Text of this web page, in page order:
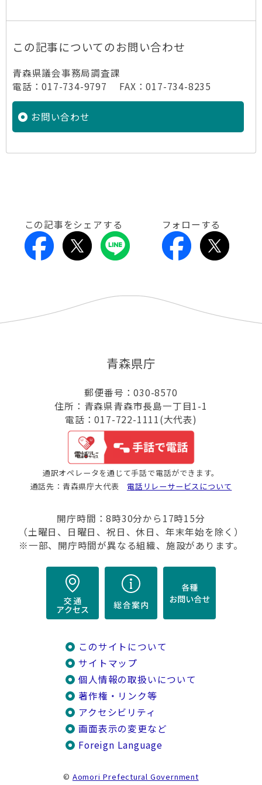
この記事についてのお問い合わせ
青森県議会事務局調査課
電話：017-734-9797 FAX：017-734-8235
お問い合わせ
この記事をシェアする フォローする
青森県庁
郵便番号：030-8570
住所：青森県青森市長島一丁目1-1
電話：017-722-1111(大代表)
通訳オペレータを通じて手話で電話ができます。
通話先：青森県庁大代表 電話リレーサービスについて
開庁時間：8時30分から17時15分
（土曜日、日曜日、祝日、休日、年末年始を除く）
※一部、開庁時間が異なる組織、施設があります。
このサイトについて
サイトマップ
個人情報の取扱いについて
著作権・リンク等
アクセシビリティ
画面表示の変更など
Foreign Language
© Aomori Prefectural Government